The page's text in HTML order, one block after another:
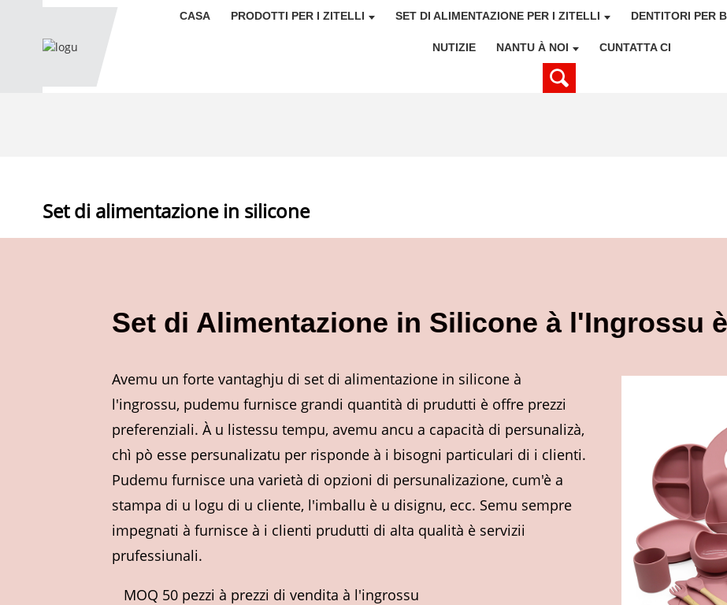
CASA PRODOTTI PER I ZITELLI SET DI ALIMENTAZIONE PER I ZITELLI DENTITORI PER
NUTIZIE NANTU À NOI CUNTATTA CI
Set di alimentazione in silicone
Set di Alimentazione in Silicone à l'Ingrossu
Avemu un forte vantaghju di set di alimentazione in silicone à
l'ingrossu, pudemu furnisce grandi quantità di prudutti è offre prezzi
preferenziali. À u listessu tempu, avemu ancu a capacità di persunalizà,
chì pò esse persunalizatu per risponde à i bisogni particulari di i clienti.
Pudemu furnisce una varietà di opzioni di persunalizazione, cum'è a
stampa di u logu di u cliente, l'imballu è u disignu, ecc. Semu sempre
impegnati à furnisce à i clienti prudutti di alta qualità è servizii
prufessiunali.
MOQ 50 pezzi à prezzi di vendita à l'ingrossu